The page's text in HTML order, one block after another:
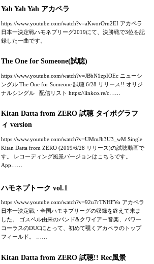
Yah Yah Yah アカペラ
https://www.youtube.com/watch?v=aKworOrn2EI アカペラ
日本一決定戦ハモネプリーグ2019にて、決勝戦で3位を記
録した一曲です。
The One for Someone(試聴)
https://www.youtube.com/watch?v=JBbN1zpIOEc ニューシ
ングル The One for Someone 試聴 6/28 リリース!! オリジ
ナルシングル 配信リスト https://linkco.re/c……
Kitan Datta from ZERO 試聴 タイポグラフ
ィ version
https://www.youtube.com/watch?v=UMmJh3U3_wM Single
Kitan Datta from ZERO (2019/6/28 リリース)の試聴動画で
す。 レコーディング風景バージョンはこちらです。
App……
ハモネプトーク vol.1
https://www.youtube.com/watch?v=92u7rTNHFVo アカペラ
日本一決定戦・全国ハモネプリーグの収録を終えて来ま
した。 ゴスペル由来のバンド&クワイアー音楽、パワー
コーラスのDUCにとって、初めて覗くアカペラのトップ
フィールド。 ……
Kitan Datta from ZERO 試聴!! Rec風景